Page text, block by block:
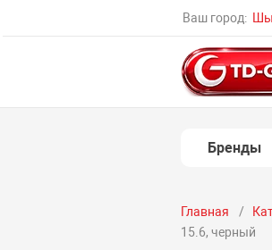
Ваш город:
Бренды
Главная
15.6, черный